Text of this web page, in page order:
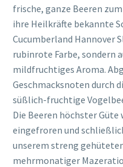
frische, ganze Beeren
ihre Heilkräfte bekannte
Cucumberland Hannover
rubinrote Farbe, sondern
mildfruchtiges Aroma.
Geschmacksnoten durch
süßlich-fruchtige
Die Beeren höchster
eingefroren und
unserem streng
mehrmonatiger